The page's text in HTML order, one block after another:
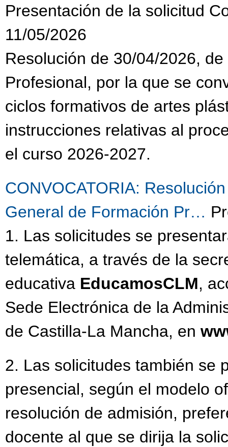
Presentación de la solicitud
11/05/2026
Resolución de 30/04/2026,
Profesional, por la que se
ciclos formativos de artes
instrucciones relativas al
el curso 2026-2027.
CONVOCATORIA:
General de Formación Pr…
1. Las solicitudes se
telemática, a través de la
educativa EducamosCLM,
Sede Electrónica de la
de Castilla-La Mancha, en
2. Las solicitudes también se
presencial, según el modelo
resolución de admisión,
docente al que se dirija la